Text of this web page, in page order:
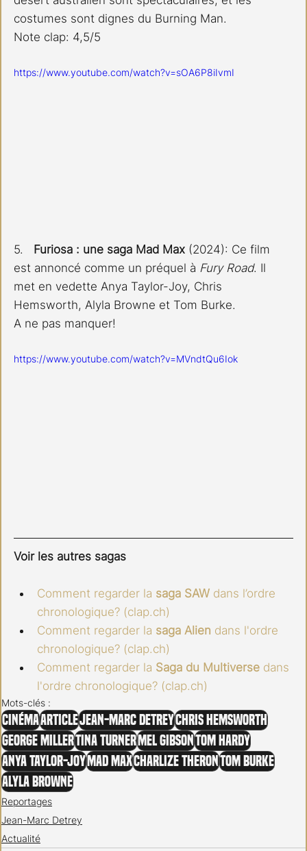
costumes sont dignes du Burning Man.
Note clap: 4,5/5
https://www.youtube.com/watch?v=sOA6P8iIvmI
5. Furiosa : une saga Mad Max (2024): Ce film
est annoncé comme un préquel à Fury Road. Il
met en vedette Anya Taylor-Joy, Chris
Hemsworth, Alyla Browne et Tom Burke.
A ne pas manquer!
https://www.youtube.com/watch?v=MVndtQu6Iok
Voir les autres sagas
Comment regarder la saga SAW dans l’ordre
chronologique? (clap.ch)
Comment regarder la saga Alien dans l'ordre
chronologique? (clap.ch)
Comment regarder la Saga du Multiverse dans
l'ordre chronologique? (clap.ch)
Mots-clés :
CinémaArticleJean-Marc DetreyChris Hemsworth
George MillerTina TurnerMel GibsonTom Hardy
Anya Taylor-JoyMad MaxCharlize TheronTom Burke
Alyla Browne
Reportages
Jean-Marc Detrey
Actualité